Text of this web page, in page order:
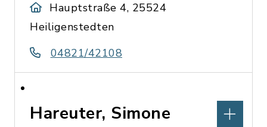
Hauptstraße 4, 25524
Heiligenstedten
04821/42108
Hareuter, Simone